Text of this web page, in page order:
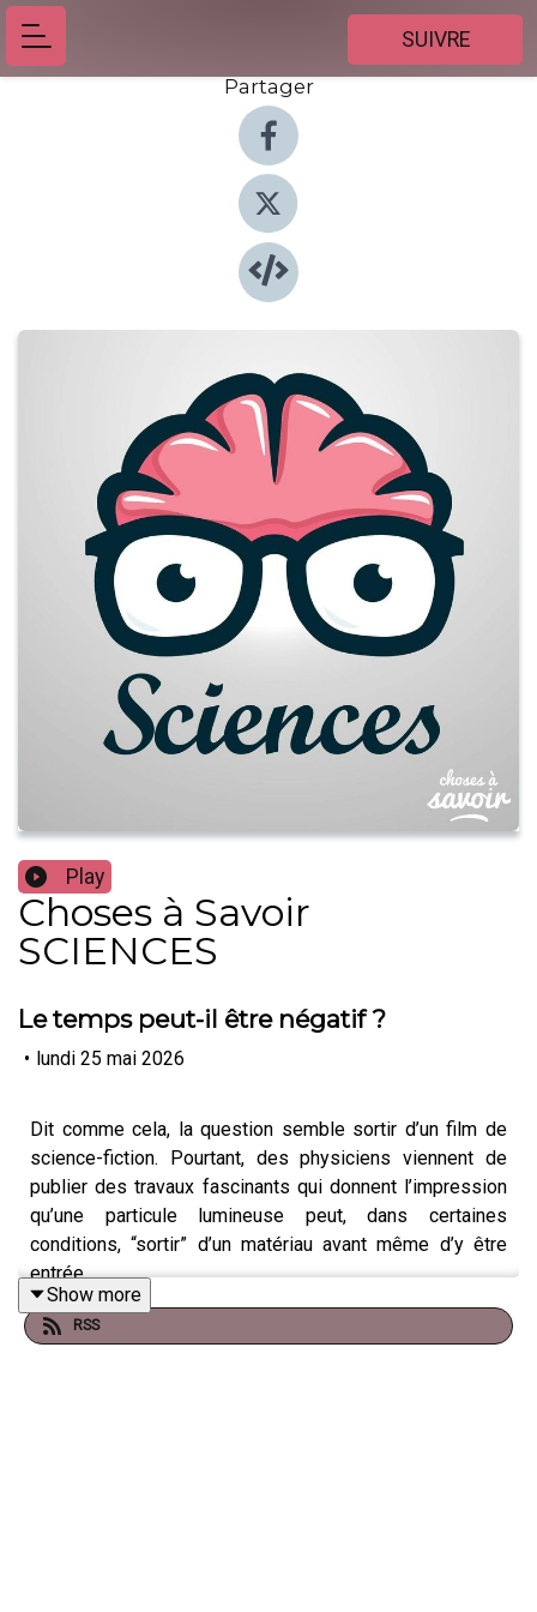
SUIVRE
Partager
Play
Choses à Savoir
SCIENCES
Le temps peut-il être négatif ?
• lundi 25 mai 2026
Dit comme cela, la question semble sortir d’un film de
science-fiction. Pourtant, des physiciens viennent de
publier des travaux fascinants qui donnent l’impression
qu’une particule lumineuse peut, dans certaines
conditions, “sortir” d’un matériau avant même d’y être
entrée.
Évidemment, cela ne signifie pas que l’on peut voyager
dans le passé ou violer les lois fondamentales de la
Show more
RSS